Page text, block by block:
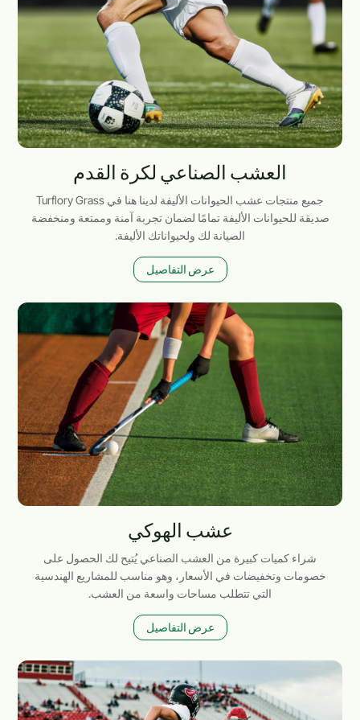
العشب الصناعي لكرة القدم
جميع منتجات عشب الحيوانات الأليفة لدينا هنا في Turflory Grass
صديقة للحيوانات الأليفة تمامًا لضمان تجربة آمنة وممتعة ومنخفضة
الصيانة لك ولحيواناتك الأليفة.
عرض التفاصيل
عشب الهوكي
شراء كميات كبيرة من العشب الصناعي يُتيح لك الحصول على
خصومات وتخفيضات في الأسعار، وهو مناسب للمشاريع الهندسية
التي تتطلب مساحات واسعة من العشب.
عرض التفاصيل